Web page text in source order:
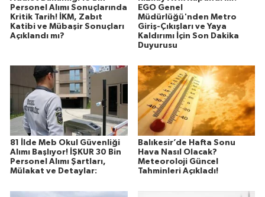
Personel Alımı Sonuçlarında
Kritik Tarih! İKM, Zabıt
Katibi ve Mübaşir Sonuçları
Açıklandı mı?
EGO Genel
Müdürlüğü'nden Metro
Giriş-Çıkışları ve Yaya
Kaldırımı İçin Son Dakika
Duyurusu
81 İlde Meb Okul Güvenliği
Alımı Başlıyor! İŞKUR 30 Bin
Personel Alımı Şartları,
Mülakat ve Detaylar:
Balıkesir’de Hafta Sonu
Hava Nasıl Olacak?
Meteoroloji Güncel
Tahminleri Açıkladı!